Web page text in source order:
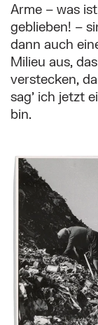
Arme – was
geblieben! –
dann auch
Milieu aus,
verstecken,
sag’ ich jetzt
bin.